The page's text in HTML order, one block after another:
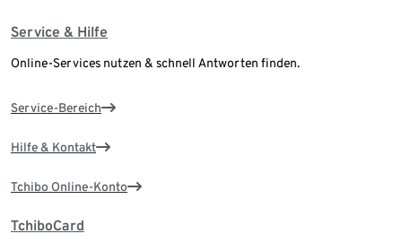
Service & Hilfe
Online-Services nutzen & schnell Antworten finden.
Service-Bereich
Hilfe & Kontakt
Tchibo Online-Konto
TchiboCard